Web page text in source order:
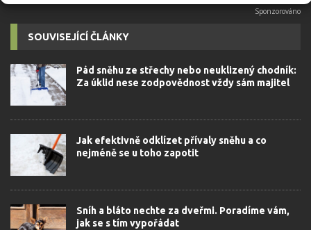
SOUVISEJÍCÍ ČLÁNKY
Pád sněhu ze střechy nebo neuklizený chodník:
Za úklid nese zodpovědnost vždy sám majitel
Jak efektivně odklízet přívaly sněhu a co
nejméně se u toho zapotit
Sníh a bláto nechte za dveřmi. Poradíme vám,
jak se s tím vypořádat